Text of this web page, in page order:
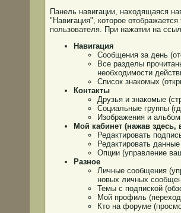
Панель навигации, находящаяся
"Навигация", которое
пользователя. При нажатии на
Навигация
Сообщения за день
Все разделы
необходимости
Список знакомых
Контакты
Друзья и знакомые
Социальные группы
Изображения и
Мой кабинет (нажав здесь,
Редактировать
Редактировать
Опции (управление
Разное
Личные сообщения
новых личных
Темы с подпиской
Мой профиль
Кто на форуме